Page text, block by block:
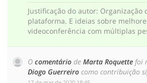
Justificação do autor: Organização
plataforma. E ideias sobre
videoconferência com múltiplas
O comentário de Marta Roquette foi
Diogo Guerreiro como contribuição